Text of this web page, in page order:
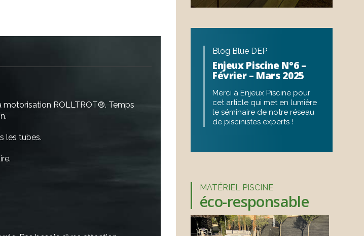
motorisation ROLLTROT®. Temps
les tubes.
Blog Blue DEP
Enjeux Piscine N°6 –
Février – Mars 2025
Merci à Enjeux Piscine pour
cet article qui met en lumière
le séminaire de notre réseau
de piscinistes experts !
MATÉRIEL PISCINE
éco-responsable